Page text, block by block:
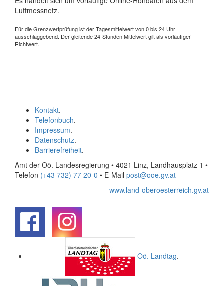
Luftmessnetz.
Für die Grenzwertprüfung ist der Tagesmittelwert von 0 bis 24 Uhr
ausschlaggebend. Der gleitende 24-Stunden Mittelwert gilt als vorläufiger
Richtwert.
Kontakt.
Telefonbuch.
Impressum.
Datenschutz.
Barrierefreiheit.
Amt der Oö. Landesregierung • 4021 Linz, Landhausplatz 1 •
Telefon (+43 732) 77 20-0 • E-Mail post@ooe.gv.at
www.land-oberoesterreich.gv.at
Oö. Landtag.